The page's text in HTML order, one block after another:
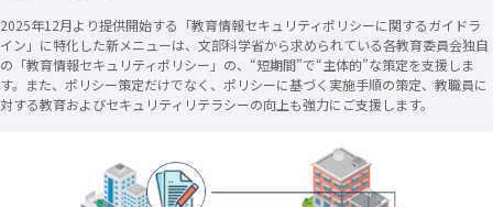
2025年12月より提供開始する「教育情報セキュリティポリシーに関するガイドラ
イン」に特化した新メニューは、文部科学省から求められている各教育委員会独自
の「教育情報セキュリティポリシー」の​、“短期間”で“主体的”な策定を支援しま
す。また、ポリシー策定だけでなく、ポリシーに基づく実施手順の策定、教職員に
対する​教育およびセキュリティリテラシーの向上も強力にご支援します。​